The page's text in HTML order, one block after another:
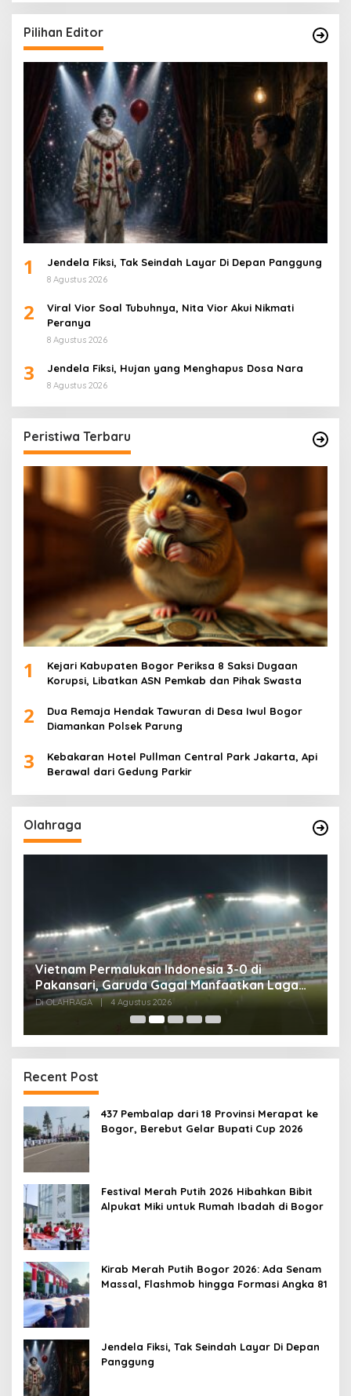
Pilihan Editor
1 Jendela Fiksi, Tak Seindah Layar Di Depan Panggung
8 Agustus 2026
2
Viral Vior Soal Tubuhnya, Nita Vior Akui Nikmati
Peranya
8 Agustus 2026
3 Jendela Fiksi, Hujan yang Menghapus Dosa Nara
8 Agustus 2026
Peristiwa Terbaru
1
Kejari Kabupaten Bogor Periksa 8 Saksi Dugaan
Korupsi, Libatkan ASN Pemkab dan Pihak Swasta
2
Dua Remaja Hendak Tawuran di Desa Iwul Bogor
Diamankan Polsek Parung
3
Kebakaran Hotel Pullman Central Park Jakarta, Api
Berawal dari Gedung Parkir
Olahraga
Tes Fisik Tahap II Jadi Tolok Ukur Kesiapan
525 Atlet Kota Bogor Menuju Porprov Jabar
Di OLAHRAGA 1 Agustus 2026
Recent Post
437 Pembalap dari 18 Provinsi Merapat ke
Bogor, Berebut Gelar Bupati Cup 2026
Festival Merah Putih 2026 Hibahkan Bibit
Alpukat Miki untuk Rumah Ibadah di Bogor
Kirab Merah Putih Bogor 2026: Ada Senam
Massal, Flashmob hingga Formasi Angka 81
Jendela Fiksi, Tak Seindah Layar Di Depan
Panggung